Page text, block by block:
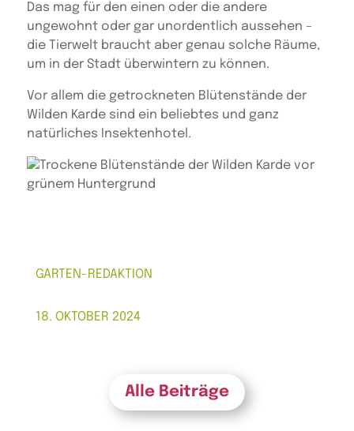
Das mag für den einen oder die andere
ungewohnt oder gar unordentlich aussehen –
die Tierwelt braucht aber genau solche Räume,
um in der Stadt überwintern zu können.
Vor allem die getrockneten Blütenstände der
Wilden Karde sind ein beliebtes und ganz
natürliches Insektenhotel.
GARTEN-REDAKTION
18. OKTOBER 2024
Alle Beiträge